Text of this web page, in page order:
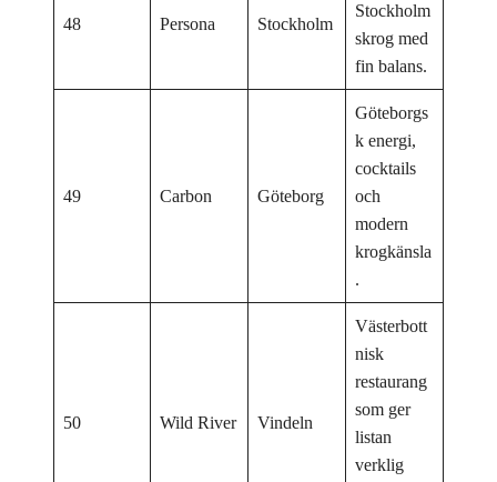
48 Persona Stockholm
Stockholm
skrog med
fin balans.
49 Carbon Göteborg
Göteborgs
k energi,
cocktails
och
modern
krogkänsla
.
50 Wild River Vindeln
Västerbott
nisk
restaurang
som ger
listan
verklig